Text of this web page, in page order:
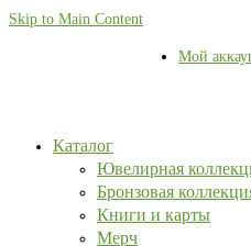
Skip to Main Content
Мой
Каталог
Ювелирная
Бронзовая
Книги и карты
Мерч